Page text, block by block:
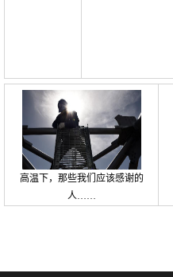
高温下，那些我们应该感谢的
人……